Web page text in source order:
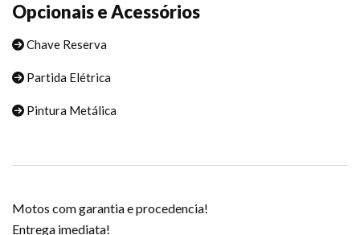
Opcionais e Acessórios
Chave Reserva
Partida Elétrica
Pintura Metálica
Motos com garantia e procedencia!
Entrega imediata!